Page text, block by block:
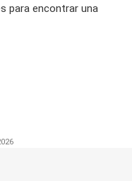
para encontrar una